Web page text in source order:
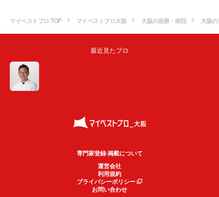
マイベストプロ TOP マイベストプロ大阪 大阪の医療・病院 大阪
最近見たプロ
専門家登録·掲載について
運営会社
利用規約
プライバシーポリシー
お問い合わせ